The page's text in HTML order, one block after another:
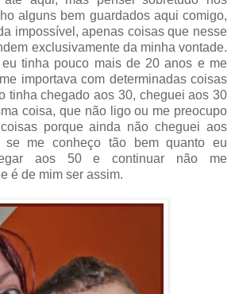
alguns bem guardados aqui comigo,
impossível, apenas coisas que nesse
exclusivamente da minha vontade.
eu tinha pouco mais de 20 anos e me
importava com determinadas coisas
tinha chegado aos 30, cheguei aos 30
coisa, que não ligo ou me preocupo
porque ainda não cheguei aos
me conheço tão bem quanto eu
aos 50 e continuar não me
é de mim ser assim.